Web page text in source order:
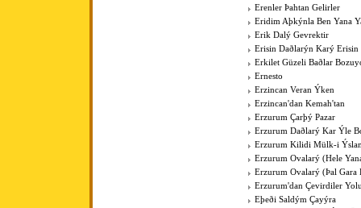
Erenler Þahtan Gelirler
Eridim Aþkýnla Ben Yana
Erik Dalý Gevrektir
Erisin Daðlarýn Karý Erisin
Erkilet Güzeli Baðlar
Ernesto
Erzincan Veran Ýken
Erzincan'dan Kemah'tan
Erzurum Çarþý Pazar
Erzurum Daðlarý Kar Ýle
Erzurum Kilidi Mülk-i
Erzurum Ovalarý (Hele
Erzurum Ovalarý (Þal Gara
Erzurum'dan Çevirdiler
Eþeði Saldým Çayýra